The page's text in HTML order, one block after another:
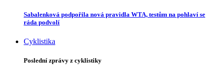
Sabalenková podpořila nová pravidla WTA, testům na pohlaví se
ráda podvolí
Cyklistika
Poslední zprávy z cyklistiky